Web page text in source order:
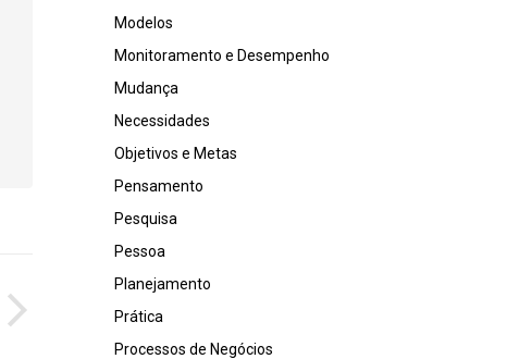
Modelos
Monitoramento e Desempenho
Mudança
Necessidades
Objetivos e Metas
Pensamento
Pesquisa
Pessoa
Planejamento
Prática
Processos de Negócios